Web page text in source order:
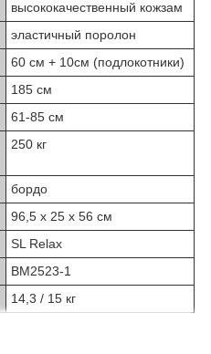
высококачественный кожзам
эластичный поролон
60 см + 10см (подлокотники)
185 см
61-85 см
250 кг
бордо
96,5 x 25 x 56 см
SL Relax
BM2523-1
14,3 / 15 кг